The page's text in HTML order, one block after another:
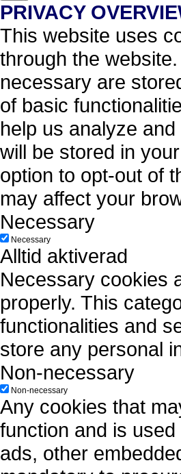
PRIVACY
This website uses
through the
necessary are
of basic
help us analyze
will be stored in
option to opt-out of
may affect your
Necessary
Necessary
Alltid aktiverad
Necessary cookies
properly. This
functionalities and
store any personal
Non-necessary
Non-necessary
Any cookies that
function and is
ads, other